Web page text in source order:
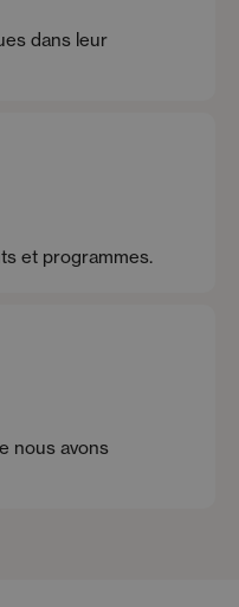
dans leur
et programmes.
nous avons